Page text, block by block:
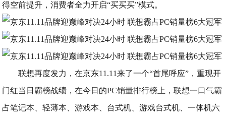
得空前提升，消费者全力开启“买买买”模式。
联想再度发力，在京东11.11来了一个“首尾呼应”，重现开
门红当日霸榜战绩，在今日的PC销量排行榜上，联想一口气霸
占笔记本、轻薄本、游戏本、台式机、游戏台式机、一体机六